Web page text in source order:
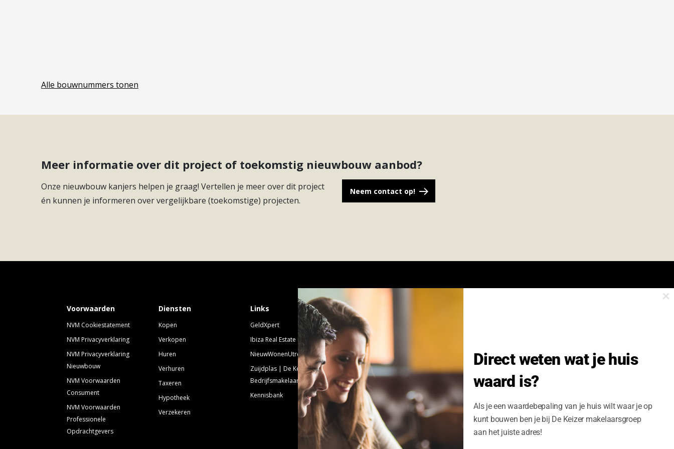
Alle bouwnummers tonen
Meer informatie over dit project of toekomstig nieuwbouw aanbod?
Onze nieuwbouw kanjers helpen je graag! Vertellen je meer over dit project
én kunnen je informeren over vergelijkbare (toekomstige) projecten.
Neem contact op!
Voorwaarden
NVM Cookiestatement
NVM Privacyverklaring
NVM Privacyverklaring
Nieuwbouw
NVM Voorwaarden
Consument
NVM Voorwaarden
Professionele
Opdrachtgevers
Diensten
Kopen
Verkopen
Huren
Verhuren
Taxeren
Hypotheek
Verzekeren
Links
GeldXpert
Ibiza Real Estate BDK
NieuwWonenUtrecht
Zuijdplas | De Keizer
Bedrijfsmakelaars
Kennisbank
Schrijf je in voor onze nieuwsbrief.
Nieuwsbrief Nieuwbouw
Emailadres: Volledige Naam:
Schrijf me nu in
Volg ons!
Direct weten wat je huis
waard is?
Als je een waardebepaling van je huis wilt waar je op
kunt bouwen ben je bij De Keizer makelaarsgroep
aan het juiste adres!